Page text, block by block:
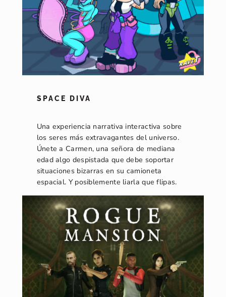
SPACE DIVA
Una experiencia narrativa interactiva sobre
los seres más extravagantes del universo.
Únete a Carmen, una señora de mediana
edad algo despistada que debe soportar
situaciones bizarras en su camioneta
espacial. Y posiblemente liarla que flipas.